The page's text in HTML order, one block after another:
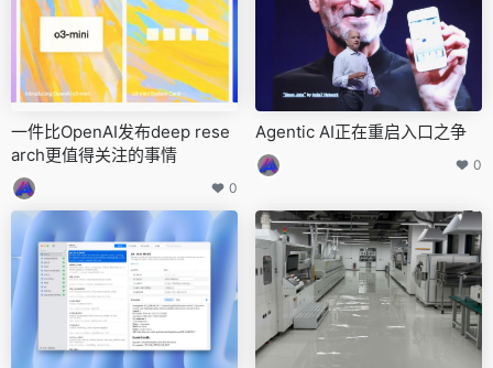
一件比OpenAI发布deep rese
arch更值得关注的事情
0
Agentic AI正在重启入口之争
0